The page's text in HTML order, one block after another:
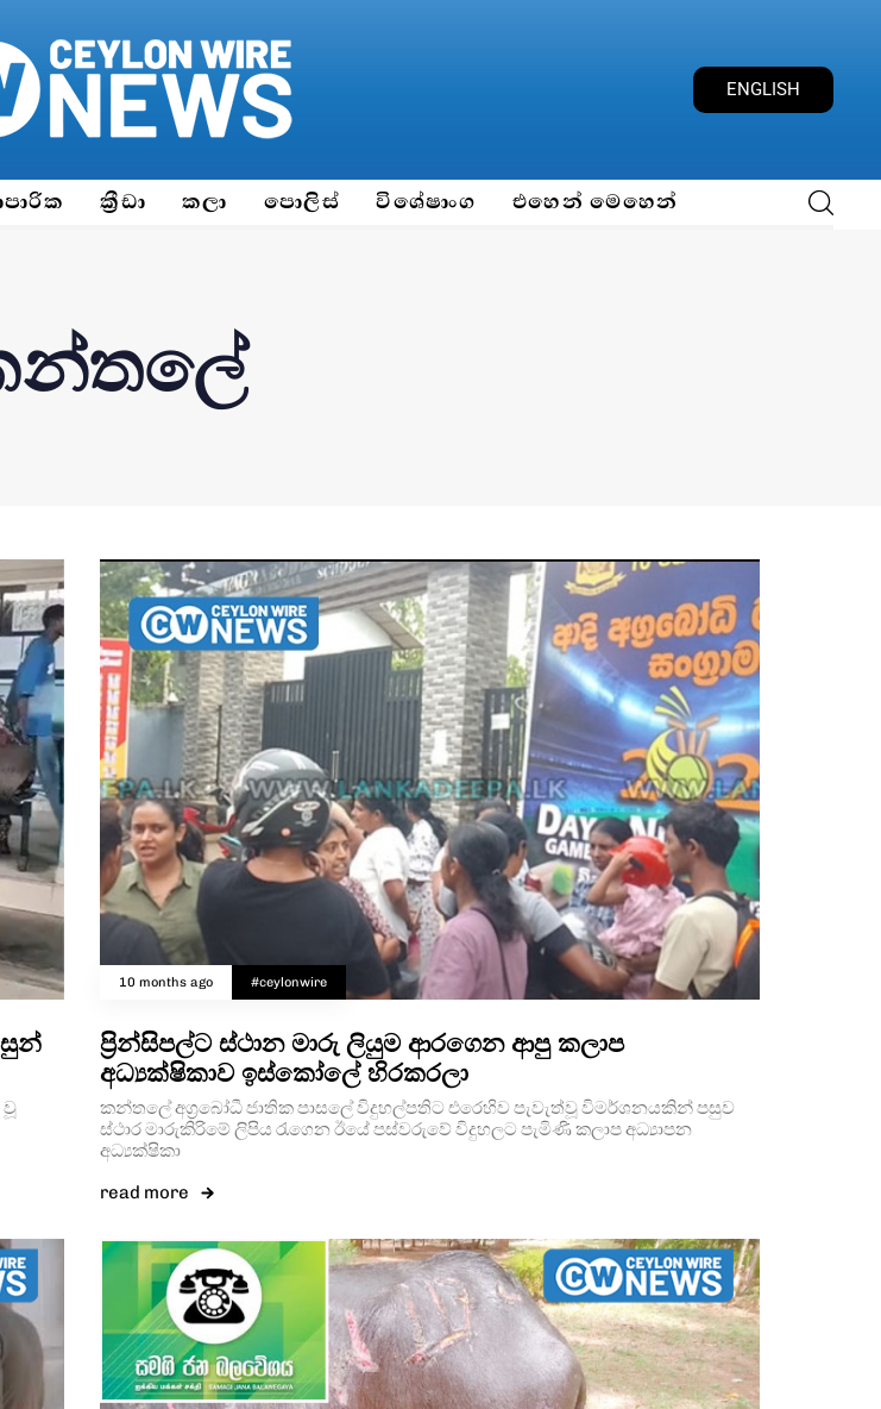
ENGLISH
ක්‍රීඩා කලා පොලිස් විශේෂාංග එහෙන් මෙහෙන්
වූ
10 months ago #ceylonwire
ප්‍රින්සිපල්ට ස්ථාන මාරු ලියුම ආරගෙන ආපු කලාප
අධ්‍යක්ෂිකාව ඉස්කෝලේ හිරකරලා
කන්තලේ අග්‍රබෝධී ජාතික පාසලේ විදුහල්පතිට එරෙහිව පැවැත්වූ විමර්ශනයකින් පසුව
ස්ථාර මාරුකිරිමේ ලිපිය රැගෙන ඊයේ පස්වරුවේ විදුහලට පැමිණි කලාප අධ්‍යාපන
අධ්‍යක්ෂිකා
read more